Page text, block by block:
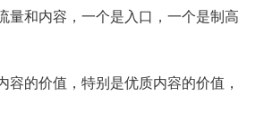
量和内容，一个是入口，一个是制高
容的价值，特别是优质内容的价值，